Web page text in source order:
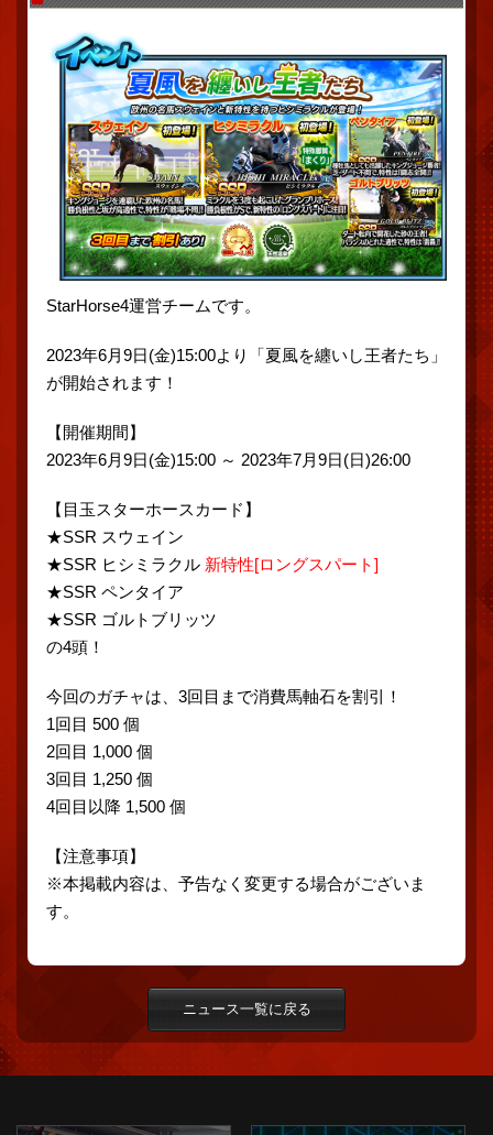
StarHorse4運営チームです。
2023年6月9日(金)15:00より「夏風を纏いし王者たち」
が開始されます！
【開催期間】
2023年6月9日(金)15:00 ～ 2023年7月9日(日)26:00
【目玉スターホースカード】
★SSR スウェイン
★SSR ヒシミラクル 新特性[ロングスパート]
★SSR ペンタイア
★SSR ゴルトブリッツ
の4頭！
今回のガチャは、3回目まで消費馬軸石を割引！
1回目 500 個
2回目 1,000 個
3回目 1,250 個
4回目以降 1,500 個
【注意事項】
※本掲載内容は、予告なく変更する場合がございま
す。
ニュース一覧に戻る